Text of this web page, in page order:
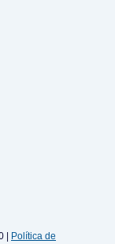
|
Política de